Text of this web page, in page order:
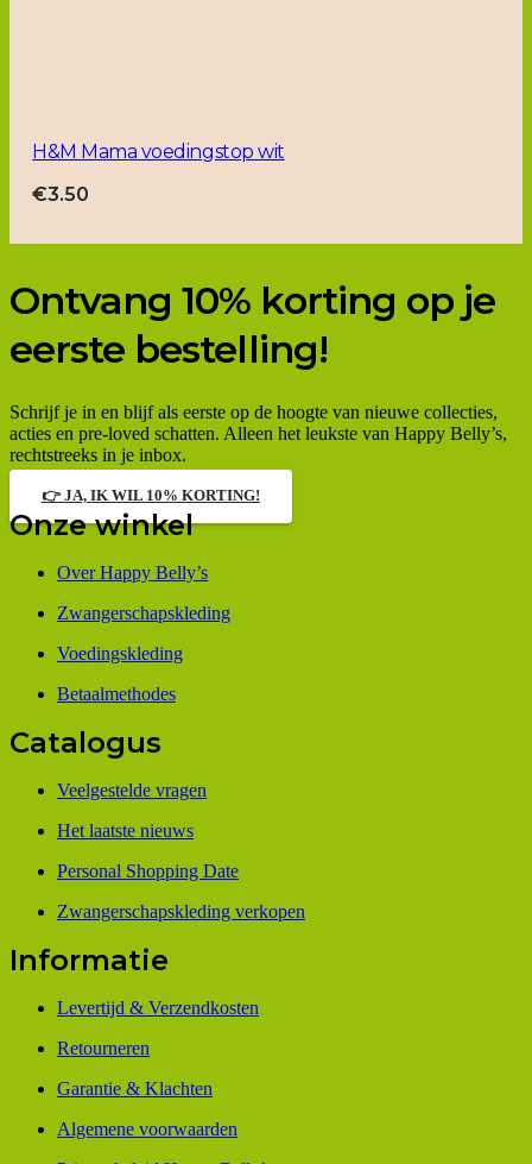
H&M Mama voedingstop wit
€3.50
Ontvang 10% korting op je
eerste bestelling!
Schrijf je in en blijf als eerste op de hoogte van nieuwe collecties,
acties en pre-loved schatten. Alleen het leukste van Happy Belly’s,
rechtstreeks in je inbox.
👉 JA, IK WIL 10% KORTING!
Onze winkel
Over Happy Belly’s
Zwangerschapskleding
Voedingskleding
Betaalmethodes
Catalogus
Veelgestelde vragen
Het laatste nieuws
Personal Shopping Date
Zwangerschapskleding verkopen
Informatie
Levertijd & Verzendkosten
Retourneren
Garantie & Klachten
Algemene voorwaarden